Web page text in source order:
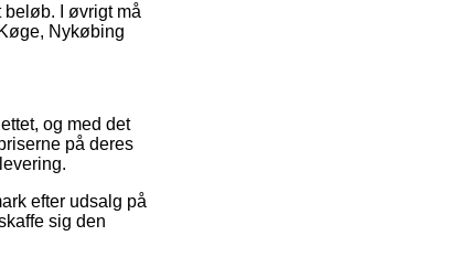
I øvrigt må
Nykøbing
og med det
på deres
efter udsalg på
sig den